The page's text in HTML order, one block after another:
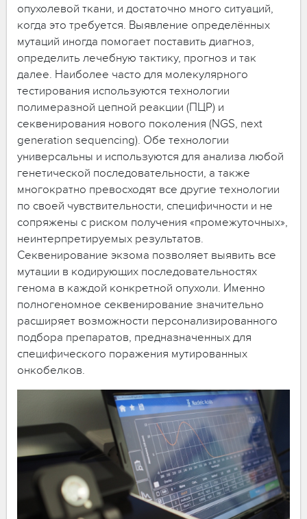
опухолевой ткани, и достаточно много ситуаций,
когда это требуется. Выявление определённых
мутаций иногда помогает поставить диагноз,
определить лечебную тактику, прогноз и так
далее. Наиболее часто для молекулярного
тестирования используются технологии
полимеразной цепной реакции (ПЦР) и
секвенирования нового поколения (NGS, next
generation sequencing). Обе технологии
универсальны и используются для анализа любой
генетической последовательности, а также
многократно превосходят все другие технологии
по своей чувствительности, специфичности и не
сопряжены с риском получения «промежуточных»,
неинтерпретируемых результатов.
Секвенирование экзома позволяет выявить все
мутации в кодирующих последовательностях
генома в каждой конкретной опухоли. Именно
полногеномное секвенирование значительно
расширяет возможности персонализированного
подбора препаратов, предназначенных для
специфического поражения мутированных
онкобелков.